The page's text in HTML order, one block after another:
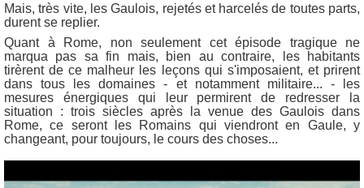
Mais, très vite, les Gaulois, rejetés et harcelés de toutes parts,
durent se replier.
Quant à Rome, non seulement cet épisode tragique ne
marqua pas sa fin mais, bien au contraire, les habitants
tirèrent de ce malheur les leçons qui s'imposaient, et prirent
dans tous les domaines - et notamment militaire... - les
mesures énergiques qui leur permirent de redresser la
situation : trois siècles après la venue des Gaulois dans
Rome, ce seront les Romains qui viendront en Gaule, y
changeant, pour toujours, le cours des choses...